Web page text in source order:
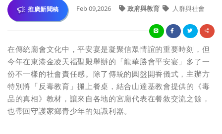
推廣新聞稿 Feb 09,2026 政府與教育 人群與社會
在傳統廟會文化中，平安宴是凝聚信眾情誼的重要時刻，但
今年在東港金凌天福聖殿舉辦的「龍華勝會平安宴」多了一
份不一樣的社會責任感。除了傳統的圓盤開香儀式，主辦方
特別將「反毒教育」搬上餐桌，結合山達基教會提供的《毒
品的真相》教材，讓來自各地的宮廟代表在餐敘交流之餘，
也帶回守護家鄉青少年的知識利器。